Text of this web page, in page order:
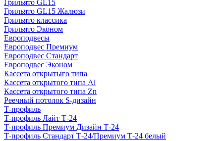
Грильято GL15
Грильято GL15 Жалюзи
Грильято классика
Грильято Эконом
Европодвесы
Европодвес Премиум
Европодвес Стандарт
Европодвес Эконом
Кассета открытыго типа
Кассета открытого типа Al
Кассета открытого типа Zn
Реечный потолок S-дизайн
Т-профиль
Т-профиль Лайт Т-24
Т-профиль Премиум Дизайн Т-24
Т-профиль Стандарт Т-24/Премиум Т-24 белый